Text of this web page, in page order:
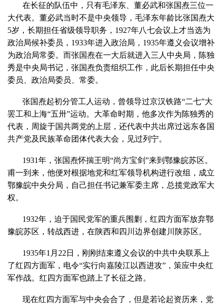
在长征的队伍中，只有毛泽东、董必武和张国焘三位一
大代表。董必武当时不是中央领导，毛泽东年龄比张国焘大
5岁，长期担任省级领导职务，1927年八七会议上才当选为
政治局候补委员，1933年进入政治局，1935年遵义会议增补
为政治局常委。而张国焘在一大后就进入三人中央局，陈独
秀是中央局书记，张国焘负责组织工作，此后长期担任中央
委员、政治局委员、常委。
张国焘起初分管工人运动，曾领导过京汉铁路“二七”大
罢工和上海“五卅”运动。大革命时期，他多次作为陈独秀的
代表，周旋于国共两党的上层，还代表中共出席过远东各国
共产党及民族革命团体代表大会，见过列宁。
1931年，张国焘怀揣王明“尚方宝剑”来到鄂豫皖苏区。
甫一到来，他便对根据地党和红军领导机构进行改组，成立
鄂豫皖中央分局，自己担任书记兼军委主席，总揽党政军大
权。
1932年，迫于国民党军的重兵围剿，红四方面军放弃鄂
豫皖苏区，转战西进，在陕西和四川边界创建川陕苏区。
1935年1月22日，刚刚结束遵义会议的中共中央联系上
了红四方面军，电令“实行向嘉陵江以西进攻”，策应中央红
军作战。红四方面军也踏上了长征之路。
现在红四方面军与中央会合了，但是若论起资历来，党